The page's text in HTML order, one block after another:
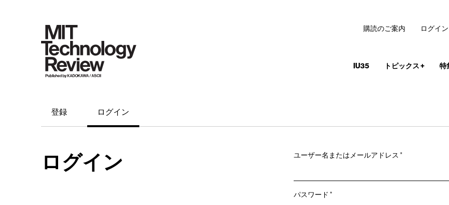
IU35 トピックス+ 特
購読のご案内 ログイン
登録 ログイン
ログイン ユーザー名またはメールアドレス*必
パスワード*必